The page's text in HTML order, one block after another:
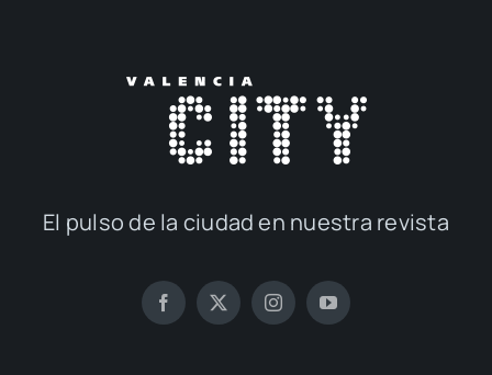
El pul­so de la ciu­dad en nues­tra revis­ta